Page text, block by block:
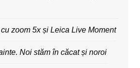
zoom 5x și Leica Live Moment
Noi stăm în căcat și noroi